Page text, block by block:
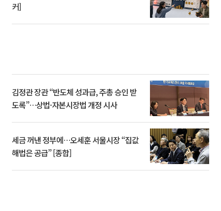
커]
김정관 장관 “반도체 성과급, 주총 승인 받
도록”…상법·자본시장법 개정 시사
세금 꺼낸 정부에…오세훈 서울시장 “집값
해법은 공급” [종합]